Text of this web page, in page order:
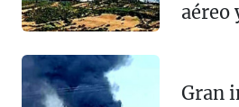
aéreo
Gran